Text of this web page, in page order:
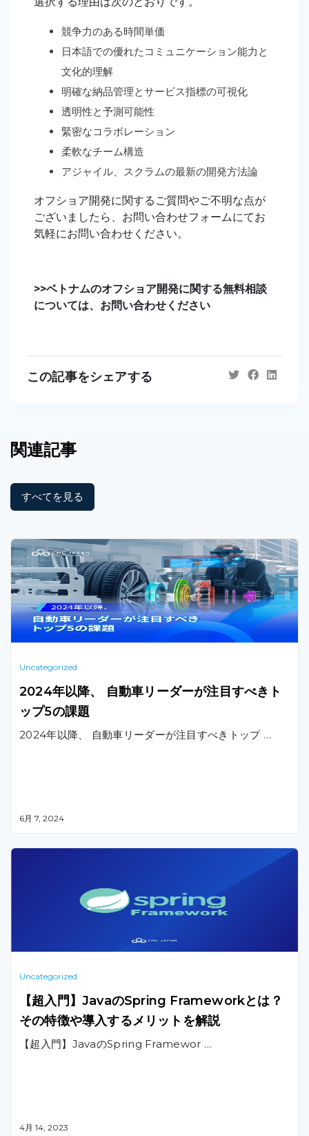
競争力のある時間単価
日本語での優れたコミュニケーション能力と
文化的理解
明確な納品管理とサービス指標の可視化
透明性と予測可能性
緊密なコラボレーション
柔軟なチーム構造
アジャイル、スクラムの最新の開発方法論
オフショア開発に関するご質問やご不明な点が
ございましたら、お問い合わせフォームにてお
気軽にお問い合わせください。
>>ベトナムのオフショア開発に関する無料相談
については、お問い合わせください
この記事をシェアする
関連記事
すべてを見る
Uncategorized
2024年以降、 自動車リーダーが注目すべきト
ップ5の課題
2024年以降、 自動車リーダーが注目すべきトップ …
6月 7, 2024
Uncategorized
【超入門】JavaのSpring Frameworkとは？
その特徴や導入するメリットを解説
【超入門】JavaのSpring Framewor …
4月 14, 2023